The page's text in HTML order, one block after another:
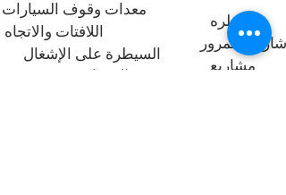
سيطره
إشارات المرور
مشاريع
معدات وقوف السيارات
اللافتات والاتجاه
السيطرة على الإشغال